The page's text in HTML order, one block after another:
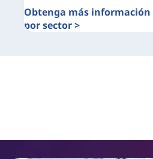
Obtenga más información
por sector >